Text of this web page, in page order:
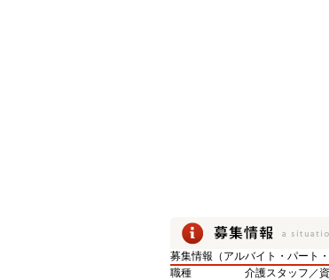
募集情報（アルバイト・パート
職種
介護スタッフ／